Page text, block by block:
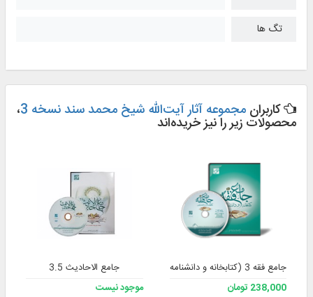
تگ ها
کاربران مجموعه آثار آیت‌الله شیخ محمد سند نسخه 3 ،
محصولات زیر را نیز خریده‌اند
جامع فقه 3 (کتابخانه و دانشنامه تخصصی فقه)
238,000 تومان
جامع الاحادیث 3.5
موجود نیست